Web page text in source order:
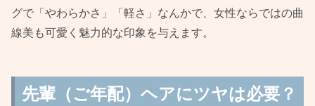
グで「やわらかさ」「軽さ」なんかで、女性ならではの曲
線美も可愛く魅力的な印象を与えます。
先輩（ご年配）ヘアにツヤは必要？